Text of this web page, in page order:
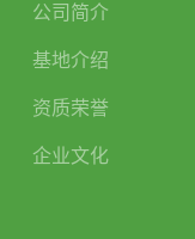
公司简介
基地介绍
资质荣誉
企业文化